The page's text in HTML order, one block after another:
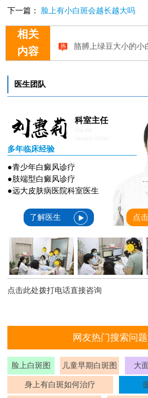
下一篇： 脸上有小白斑会越长越大吗
相关
内容
医生团队
科室主任
多年临床经验
●青少年白癜风诊疗
●肢端型白癜风诊疗
●远大皮肤病医院科室医生
了解医生 点
点击此处拨打电话直接咨询
网友热门搜索问题
脸上白斑图 儿童早期白斑图 大
身上有白斑如何治疗